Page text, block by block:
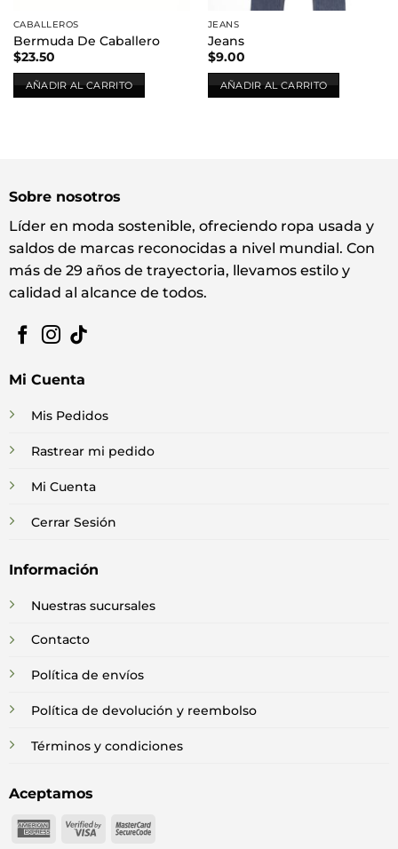
CABALLEROS
Bermuda De Caballero
$23.50
AÑADIR AL CARRITO
JEANS
Jeans
$9.00
AÑADIR AL CARRITO
Sobre nosotros
Líder en moda sostenible, ofreciendo ropa usada y
saldos de marcas reconocidas a nivel mundial. Con
más de 29 años de trayectoria, llevamos estilo y
calidad al alcance de todos.
Mi Cuenta
Mis Pedidos
Rastrear mi pedido
Mi Cuenta
Cerrar Sesión
Información
Nuestras sucursales
Contacto
Política de envíos
Política de devolución y reembolso
Términos y condiciones
Aceptamos
American
Visa
MasterCard